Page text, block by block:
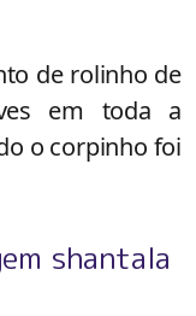
de rolinho de
em toda a
o corpinho foi
shantala